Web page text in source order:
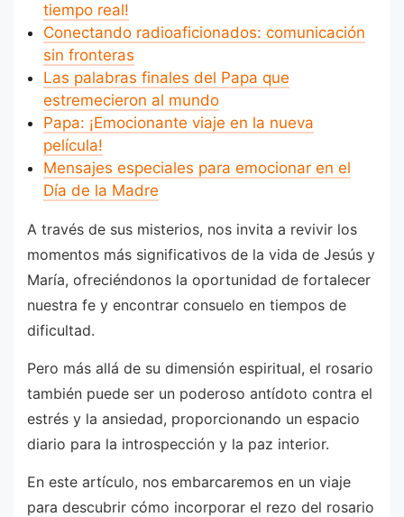
tiempo real!
Conectando radioaficionados: comunicación
sin fronteras
Las palabras finales del Papa que
estremecieron al mundo
Papa: ¡Emocionante viaje en la nueva
película!
Mensajes especiales para emocionar en el
Día de la Madre
A través de sus misterios, nos invita a revivir los
momentos más significativos de la vida de Jesús y
María, ofreciéndonos la oportunidad de fortalecer
nuestra fe y encontrar consuelo en tiempos de
dificultad.
Pero más allá de su dimensión espiritual, el rosario
también puede ser un poderoso antídoto contra el
estrés y la ansiedad, proporcionando un espacio
diario para la introspección y la paz interior.
En este artículo, nos embarcaremos en un viaje
para descubrir cómo incorporar el rezo del rosario